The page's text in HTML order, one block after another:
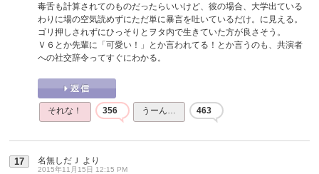
毒舌も計算されてのものだったらいいけど、彼の場合、大学出ている
わりに場の空気読めずにただ単に暴言を吐いているだけ。に見える。
ゴリ押しされずにひっそりとヲタ内で生きていた方が良さそう。
Ｖ６とか先輩に「可愛い！」とか言われてる！とか言うのも、共演者
への社交辞令ってすぐにわかる。
それな！ 356 うーん… 463
17 名無しだＪ より
2015年11月15日 12:15 PM